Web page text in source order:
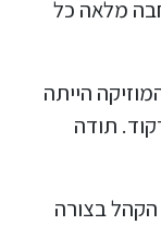
מלאה כל
הייתה
תודה
בצורה